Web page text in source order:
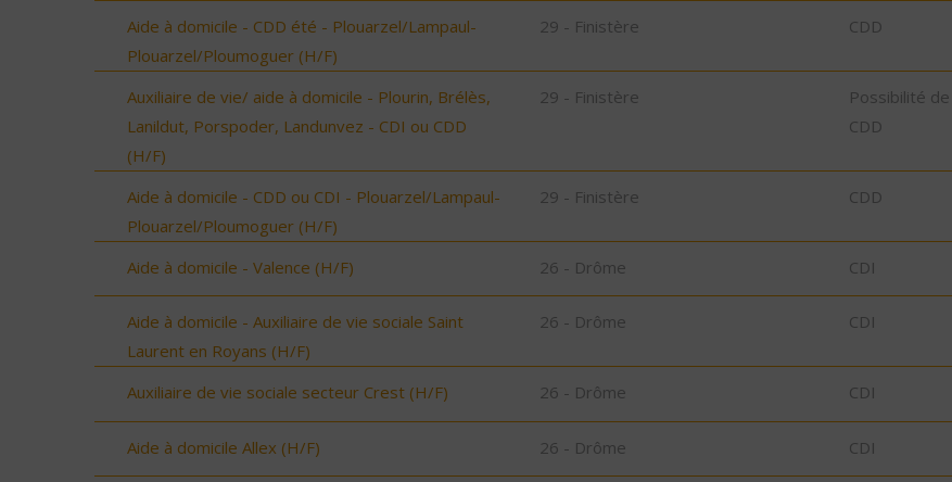
Aide à domicile - CDD été - Plouarzel/Lampaul-
Plouarzel/Ploumoguer (H/F)
29 - Finistère CDD
Auxiliaire de vie/ aide à domicile - Plourin, Brélès,
Lanildut, Porspoder, Landunvez - CDI ou CDD
(H/F)
29 - Finistère
Possibilité
CDD
Aide à domicile - CDD ou CDI - Plouarzel/Lampaul-
Plouarzel/Ploumoguer (H/F)
29 - Finistère CDD
Aide à domicile - Valence (H/F) 26 - Drôme CDI
Aide à domicile - Auxiliaire de vie sociale Saint
Laurent en Royans (H/F)
26 - Drôme CDI
Auxiliaire de vie sociale secteur Crest (H/F) 26 - Drôme CDI
Aide à domicile Allex (H/F) 26 - Drôme CDI